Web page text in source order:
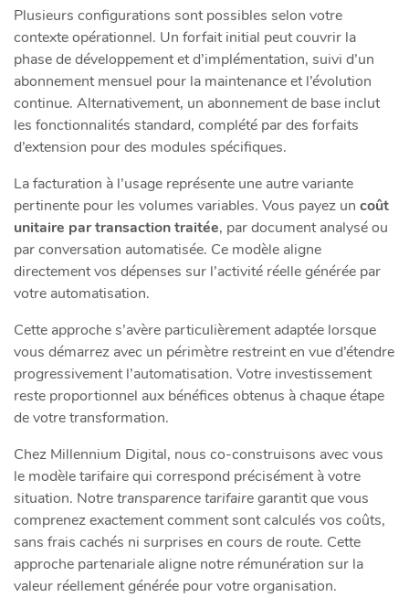
Plusieurs configurations sont possibles selon votre
contexte opérationnel. Un forfait initial peut couvrir la
phase de développement et d’implémentation, suivi d’un
abonnement mensuel pour la maintenance et l’évolution
continue. Alternativement, un abonnement de base inclut
les fonctionnalités standard, complété par des forfaits
d’extension pour des modules spécifiques.
La facturation à l’usage représente une autre variante
pertinente pour les volumes variables. Vous payez un coût
unitaire par transaction traitée, par document analysé ou
par conversation automatisée. Ce modèle aligne
directement vos dépenses sur l’activité réelle générée par
votre automatisation.
Cette approche s’avère particulièrement adaptée lorsque
vous démarrez avec un périmètre restreint en vue d’étendre
progressivement l’automatisation. Votre investissement
reste proportionnel aux bénéfices obtenus à chaque étape
de votre transformation.
Chez Millennium Digital, nous co-construisons avec vous
le modèle tarifaire qui correspond précisément à votre
situation. Notretransparence tarifairegarantit que vous
comprenez exactement comment sont calculés vos coûts,
sans frais cachés ni surprises en cours de route. Cette
approche partenariale aligne notre rémunération sur la
valeur réellement générée pour votre organisation.